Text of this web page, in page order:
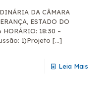
DA CÂMARA
ESTADO DO
HORÁRIO: 18:30 –
1)Projeto […]
Leia Mais